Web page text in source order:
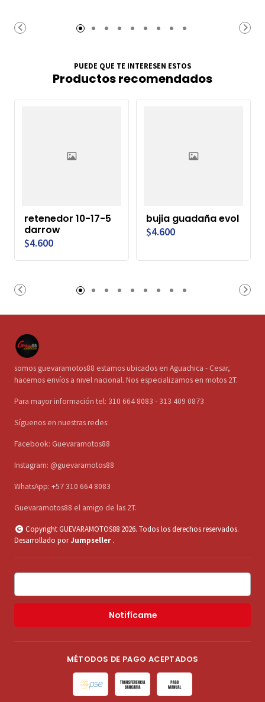
PUEDE QUE TE INTERESEN ESTOS
Productos recomendados
retenedor 10-17-5
darrow
$4.600
bujia guadaña evol
$4.600
somos guevaramotos88 estamos ubicados en Aguachica - Cesar,
hacemos envíos a nivel nacional. Nos especializamos en motos 2T.
Para mayor información tel: 310 664 8083 - 313 409 0873
Síguenos en nuestras redes:
Facebook: Guevaramotos88
Instagram: @guevaramotos88
WhatsApp: +57 310 664 8083
Guevaramotos88 el amigo de las 2T.
Copyright GUEVARAMOTOS88 2026. Todos los derechos reservados.
Desarrollado porJumpseller .
Notifícame
MÉTODOS DE PAGO ACEPTADOS